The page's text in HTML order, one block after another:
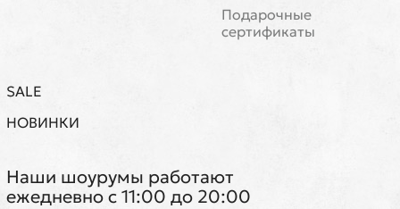
Подарочные
сертификаты
SALE
НОВИНКИ
Наши шоурумы работают
ежедневно с 11:00 до 20:00